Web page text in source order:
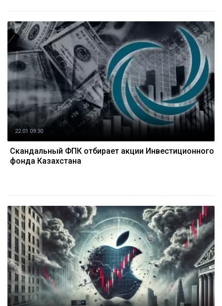
22.01 09:30
Скандальный ФПК отбирает акции Инвестиционного
фонда Казахстана